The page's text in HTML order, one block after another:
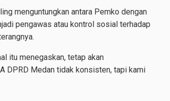
menguntungkan antara Pemko dengan
pengawas atau kontrol sosial terhadap
itu menegaskan, tetap akan
DPRD Medan tidak konsisten, tapi kami